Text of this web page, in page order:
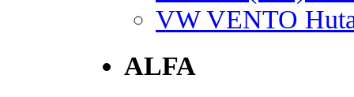
VW VENTO
ALFA